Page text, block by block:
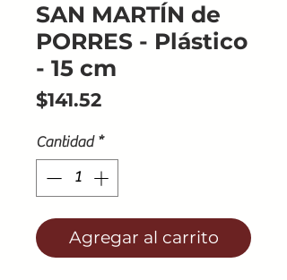
SAN MARTÍN de
PORRES - Plástico
- 15 cm
$141.52Precio
Cantidad *
Agregar al carrito